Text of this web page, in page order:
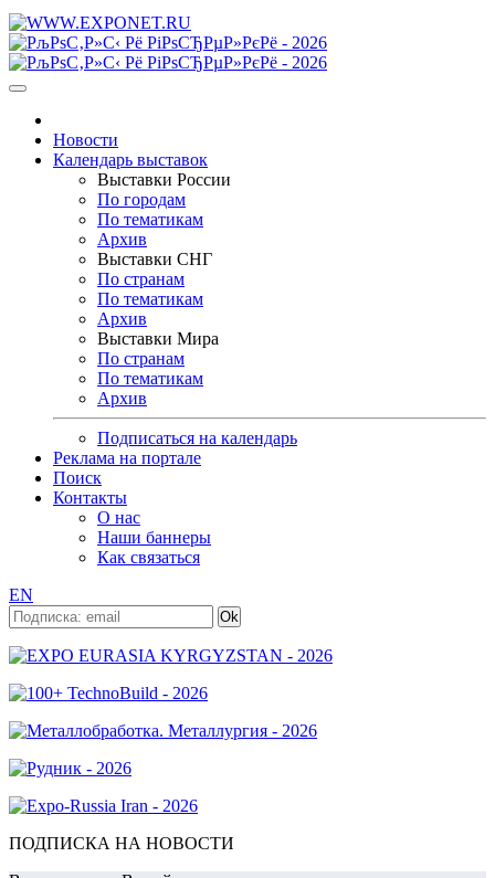
Новости
Календарь выставок
Выставки России
По городам
По тематикам
Архив
Выставки СНГ
По странам
По тематикам
Архив
Выставки Мира
По странам
По тематикам
Архив
Подписаться на календарь
Реклама на портале
Поиск
Контакты
О нас
Наши баннеры
Как связаться
EN
ПОДПИСКА НА НОВОСТИ